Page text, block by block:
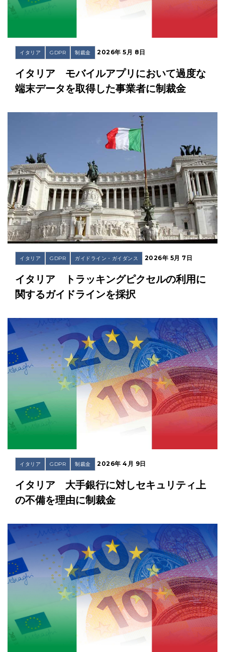
イタリア GDPR 制裁金 2026年 5月 8日
イタリア モバイルアプリにおいて過度な
端末データを取得した事業者に制裁金
イタリア GDPR ガイドライン・ガイダンス 2026年 5月 7日
イタリア トラッキングピクセルの利用に
関するガイドラインを採択
イタリア GDPR 制裁金 2026年 4月 9日
イタリア 大手銀行に対しセキュリティ上
の不備を理由に制裁金